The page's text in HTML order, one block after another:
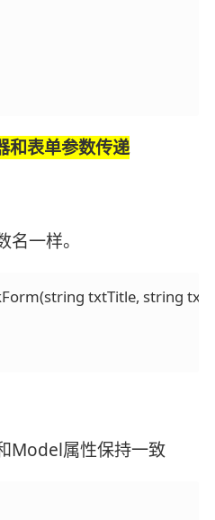
表单参数传递
一样。
txtTitle, string
Model属性保持一致